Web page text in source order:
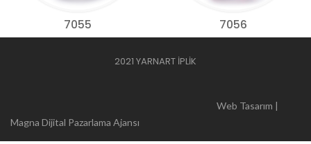
7055 7056
2021 YARNART İPLİK
Web Tasarım |
Magna Dijital Pazarlama Ajansı